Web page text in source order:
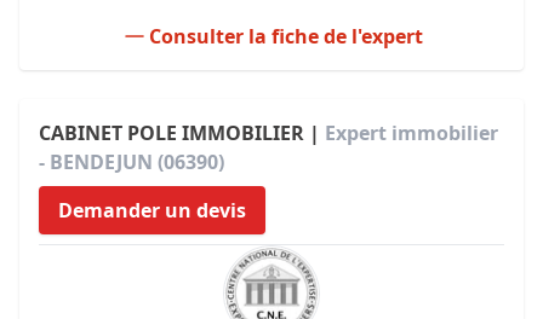
Consulter la fiche de l'expert
CABINET POLE IMMOBILIER | Expert immobilier
- BENDEJUN (06390)
Demander un devis